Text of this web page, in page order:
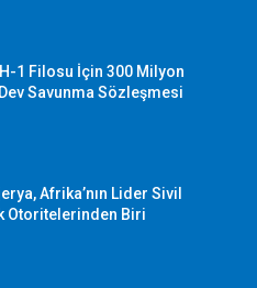
H-1 Filosu İçin 300 Milyon
Savunma Sözleşmesi
Afrika’nın Lider Sivil
Otoritelerinden Biri